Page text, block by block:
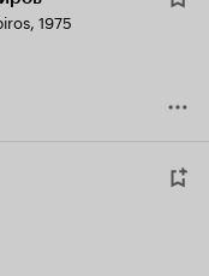
, 1975